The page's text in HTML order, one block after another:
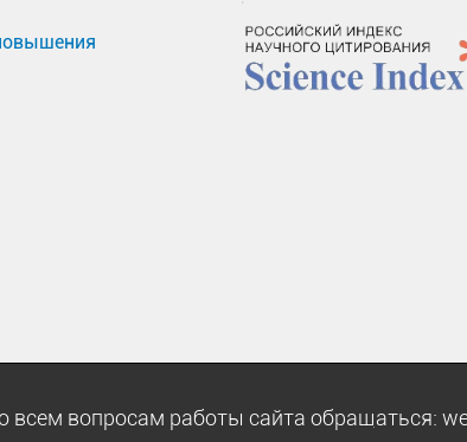
всем вопросам работы сайта обращаться: